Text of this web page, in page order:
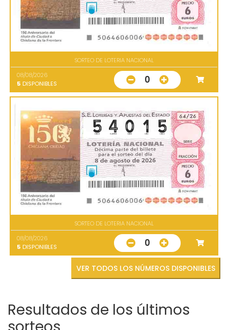
SORTEO DE LOTERIA NACIONAL
08/08/2026
5 DISPONIBLES 0
SORTEO DE LOTERIA NACIONAL
08/08/2026
5 DISPONIBLES 0
VER TODOS LOS NÚMEROS DISPONIBLES
Resultados de los últimos